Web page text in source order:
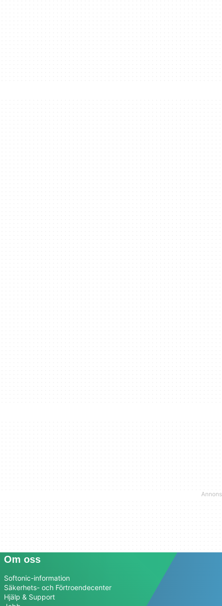
Om oss
Softonic-information
Säkerhets- och Förtroendecenter
Hjälp & Support